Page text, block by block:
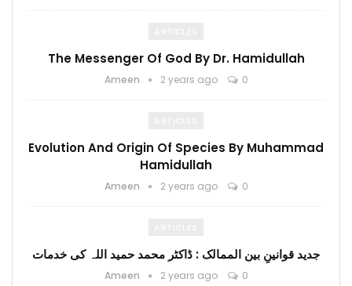
The Messenger Of God By Dr. Hamidullah
Ameen 2 years ago 0
Evolution And Origin Of Species By Muhammad
Hamidullah
Ameen 2 years ago 0
جدید قوانینِ بین الممالک : ڈاکٹر محمد حمید اللہ کی خدمات
Ameen 2 years ago 0